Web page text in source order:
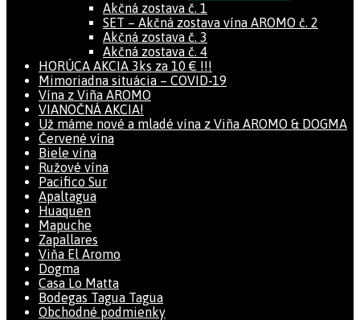
Akčná zostava č. 1
SET – Akčná zostava vína AROMO č. 2
Akčná zostava č. 3
Akčná zostava č. 4
HORÚCA AKCIA 3ks za 10 € !!!
Mimoriadna situácia – COVID-19
Vína z Viña AROMO
VIANOČNÁ AKCIA!
Už máme nové a mladé vína z Viña AROMO & DOGMA
Červené vína
Biele vína
Ružové vína
Pacifico Sur
Apaltagua
Huaquen
Mapuche
Zapallares
Viňa El Aromo
Dogma
Casa Lo Matta
Bodegas Tagua Tagua
Obchodné podmienky